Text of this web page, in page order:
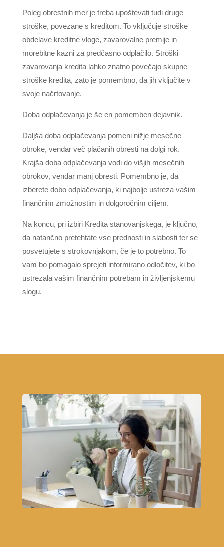
Poleg obrestnih mer je treba upoštevati tudi druge
stroške, povezane s kreditom. To vključuje stroške
obdelave kreditne vloge, zavarovalne premije in
morebitne kazni za predčasno odplačilo. Stroški
zavarovanja kredita lahko znatno povečajo skupne
stroške kredita, zato je pomembno, da jih vključite v
svoje načrtovanje.
Doba odplačevanja je še en pomemben dejavnik.
Daljša doba odplačevanja pomeni nižje mesečne
obroke, vendar več plačanih obresti na dolgi rok.
Krajša doba odplačevanja vodi do višjih mesečnih
obrokov, vendar manj obresti. Pomembno je, da
izberete dobo odplačevanja, ki najbolje ustreza vašim
finančnim zmožnostim in dolgoročnim ciljem.
Na koncu, pri izbiri Kredita stanovanjskega, je ključno,
da natančno pretehtate vse prednosti in slabosti ter se
posvetujete s strokovnjakom, če je to potrebno. To
vam bo pomagalo sprejeti informirano odločitev, ki bo
ustrezala vašim finančnim potrebam in življenjskemu
slogu.